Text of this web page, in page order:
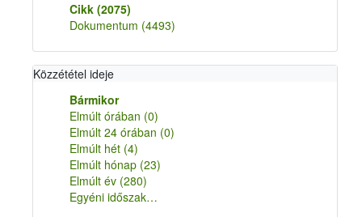
Cikk (2075)
Dokumentum (4493)
Közzététel ideje
Bármikor
Elmúlt órában (0)
Elmúlt 24 órában (0)
Elmúlt hét (4)
Elmúlt hónap (23)
Elmúlt év (280)
Egyéni időszak…